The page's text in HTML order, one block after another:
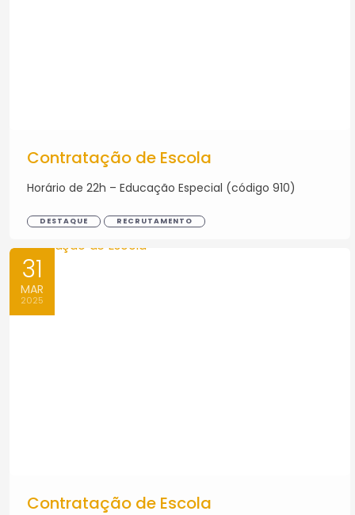
Contratação de Escola
Horário de 22h – Educação Especial (código 910)
DESTAQUE RECRUTAMENTO
31
MAR
2025
Contratação de Escola